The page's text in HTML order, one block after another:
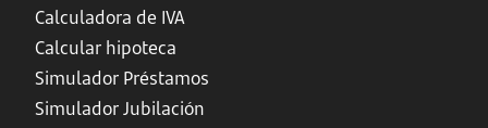
Calculadora de IVA
Calcular hipoteca
Simulador Préstamos
Simulador Jubilación